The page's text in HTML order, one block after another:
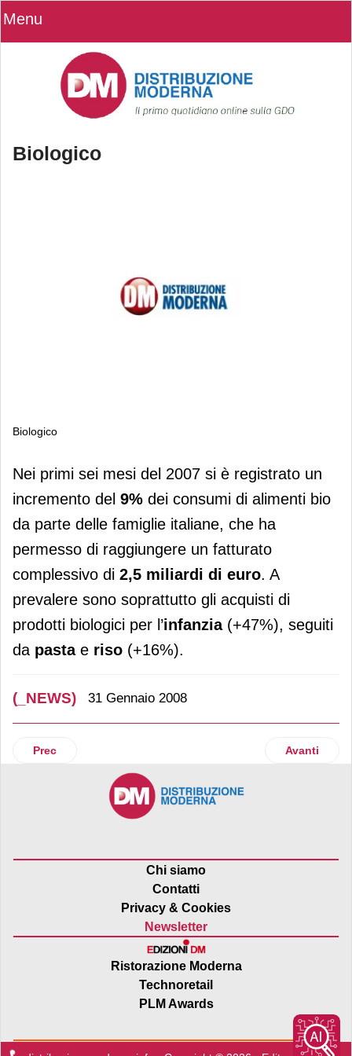
Menu
Biologico
Biologico
Biologico
Nei primi sei mesi del 2007 si è registrato un
incremento del 9% dei consumi di alimenti bio
da parte delle famiglie italiane, che ha
permesso di raggiungere un fatturato
complessivo di 2,5 miliardi di euro. A
prevalere sono soprattutto gli acquisti di
prodotti biologici per l’infanzia(+47%), seguiti
da pastae riso (+16%).
(_NEWS) 31 Gennaio 2008
Articolo precedente: Cooperlat
Prec Articolo
Avanti
Chi siamo
Contatti
Privacy & Cookies
Newsletter
Ristorazione Moderna
Technoretail
PLM Awards